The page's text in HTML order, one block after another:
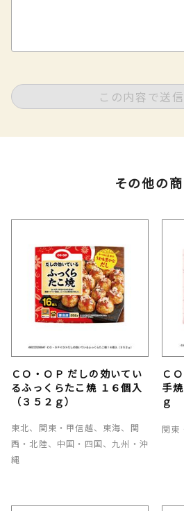
この内容で送
その他の
ＣＯ・ＯＰ だしの効いてい
るふっくらたこ焼 １６個入
（３５２ｇ）
東北、関東・甲信越、東海、関
西・北陸、中国・四国、九州・沖
縄
Ｃ
手
ｇ
関東